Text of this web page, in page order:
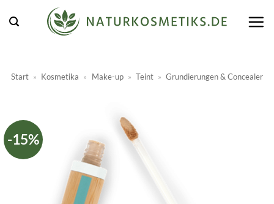
Inhalt
Start » Kosmetika » Make-up » Teint » Grundierungen & Concealer
-15%